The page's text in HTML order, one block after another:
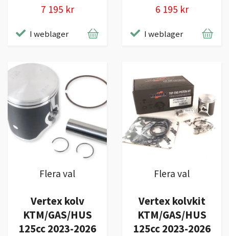
7 195 kr
I weblager
6 195 kr
I weblager
Flera val
Vertex kolv
KTM/GAS/HUS
125cc 2023-2026
Flera val
Vertex kolvkit
KTM/GAS/HUS
125cc 2023-2026